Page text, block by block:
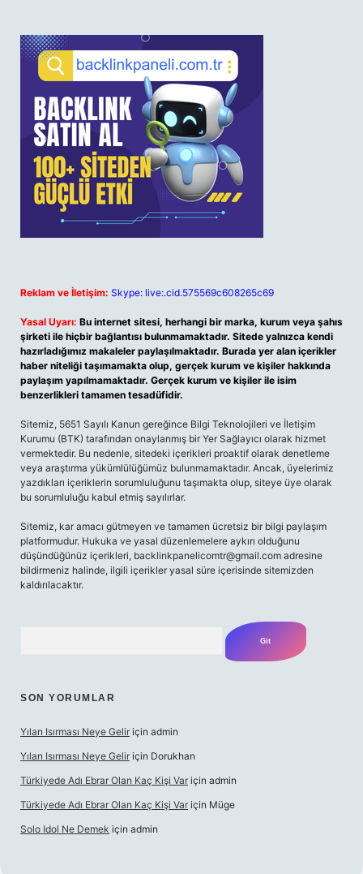
Reklam ve İletişim: Skype: live:.cid.575569c608265c69
Yasal Uyarı: Bu internet sitesi, herhangi bir marka, kurum veya şahıs
şirketi ile hiçbir bağlantısı bulunmamaktadır. Sitede yalnızca kendi
hazırladığımız makaleler paylaşılmaktadır. Burada yer alan içerikler
haber niteliği taşımamakta olup, gerçek kurum ve kişiler hakkında
paylaşım yapılmamaktadır. Gerçek kurum ve kişiler ile isim
benzerlikleri tamamen tesadüfidir.
Sitemiz, 5651 Sayılı Kanun gereğince Bilgi Teknolojileri ve İletişim
Kurumu (BTK) tarafından onaylanmış bir Yer Sağlayıcı olarak hizmet
vermektedir. Bu nedenle, sitedeki içerikleri proaktif olarak denetleme
veya araştırma yükümlülüğümüz bulunmamaktadır. Ancak, üyelerimiz
yazdıkları içeriklerin sorumluluğunu taşımakta olup, siteye üye olarak
bu sorumluluğu kabul etmiş sayılırlar.
Sitemiz, kar amacı gütmeyen ve tamamen ücretsiz bir bilgi paylaşım
platformudur. Hukuka ve yasal düzenlemelere aykırı olduğunu
düşündüğünüz içerikleri, backlinkpanelicomtr@gmail.com adresine
bildirmeniz halinde, ilgili içerikler yasal süre içerisinde sitemizden
kaldırılacaktır.
SON YORUMLAR
Yılan Isırması Neye Gelir için admin
Yılan Isırması Neye Gelir için Dorukhan
Türkiyede Adı Ebrar Olan Kaç Kişi Var için admin
Türkiyede Adı Ebrar Olan Kaç Kişi Var için Müge
Solo Idol Ne Demek için admin